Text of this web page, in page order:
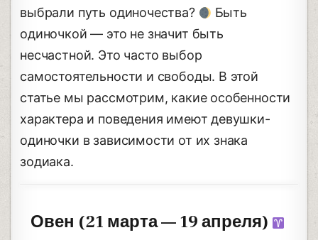
выбрали путь одиночества?
Быть
одиночкой — это не значит быть
несчастной. Это часто выбор
самостоятельности и свободы. В этой
статье мы рассмотрим, какие особенности
характера и поведения имеют девушки-
одиночки в зависимости от их знака
зодиака.
Овен (21 марта — 19 апреля)